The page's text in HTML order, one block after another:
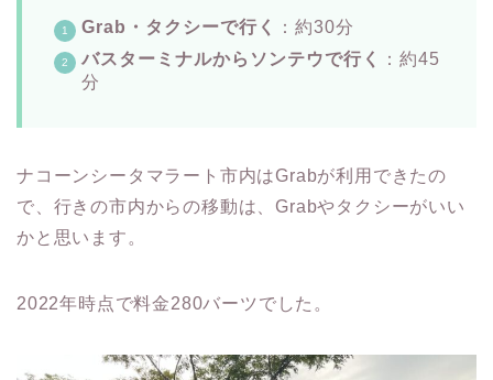
Grab・タクシーで行く
：約30分
バスターミナルからソンテウで行く
：約45
分
ナコーンシータマラート市内はGrabが利用できたの
で、行きの市内からの移動は、Grabやタクシーがいい
かと思います。
2022年時点で料金280バーツでした。